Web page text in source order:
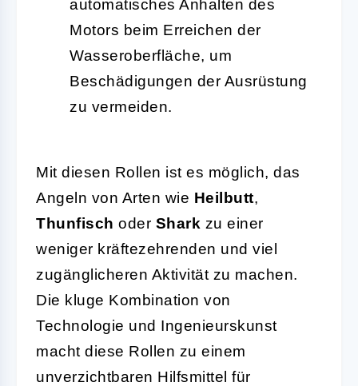
automatisches Anhalten des
Motors beim Erreichen der
Wasseroberfläche, um
Beschädigungen der Ausrüstung
zu vermeiden.
Mit diesen Rollen ist es möglich, das
Angeln von Arten wie Heilbutt,
Thunfisch oder Shark zu einer
weniger kräftezehrenden und viel
zugänglicheren Aktivität zu machen.
Die kluge Kombination von
Technologie und Ingenieurskunst
macht diese Rollen zu einem
unverzichtbaren Hilfsmittel für